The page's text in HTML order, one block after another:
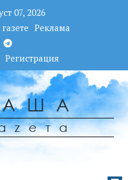
07, 2026
Реклама
Регистрация